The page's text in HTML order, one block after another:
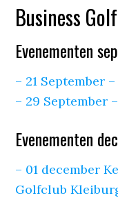
Business
Evenementen
– 21 September
– 29 September
Evenementen
– 01 december
Golfclub